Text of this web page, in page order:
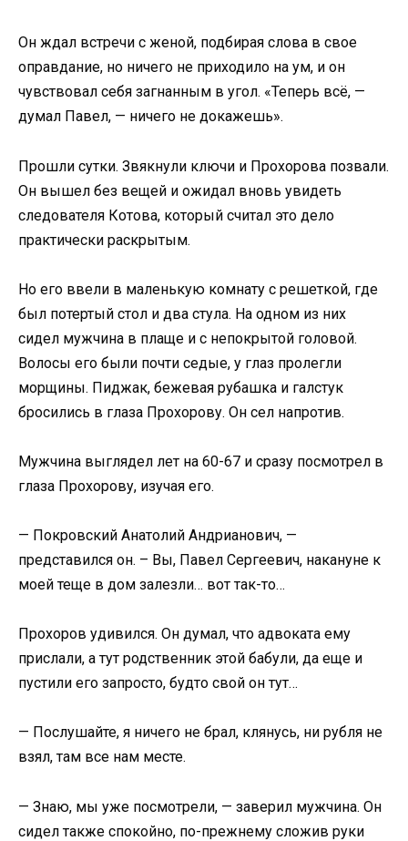
Он ждал встречи с женой, подбирая слова в свое
оправдание, но ничего не приходило на ум, и он
чувствовал себя загнанным в угол. «Теперь всё, —
думал Павел, — ничего не докажешь».
Прошли сутки. Звякнули ключи и Прохорова позвали.
Он вышел без вещей и ожидал вновь увидеть
следователя Котова, который считал это дело
практически раскрытым.
Но его ввели в маленькую комнату с решеткой, где
был потертый стол и два стула. На одном из них
сидел мужчина в плаще и с непокрытой головой.
Волосы его были почти седые, у глаз пролегли
морщины. Пиджак, бежевая рубашка и галстук
бросились в глаза Прохорову. Он сел напротив.
Мужчина выглядел лет на 60-67 и сразу посмотрел в
глаза Прохорову, изучая его.
— Покровский Анатолий Андрианович, —
представился он. – Вы, Павел Сергеевич, накануне к
моей теще в дом залезли… вот так-то…
Прохоров удивился. Он думал, что адвоката ему
прислали, а тут родственник этой бабули, да еще и
пустили его запросто, будто свой он тут…
— Послушайте, я ничего не брал, клянусь, ни рубля не
взял, там все нам месте.
— Знаю, мы уже посмотрели, — заверил мужчина. Он
сидел также спокойно, по-прежнему сложив руки